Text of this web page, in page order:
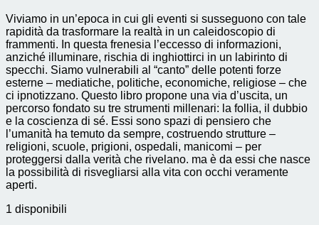
Viviamo in un’epoca in cui gli eventi si susseguono con tale
rapidità da trasformare la realtà in un caleidoscopio di
frammenti. In questa frenesia l’eccesso di informazioni,
anziché illuminare, rischia di inghiottirci in un labirinto di
specchi. Siamo vulnerabili al “canto” delle potenti forze
esterne – mediatiche, politiche, economiche, religiose – che
ci ipnotizzano. Questo libro propone una via d’uscita, un
percorso fondato su tre strumenti millenari: la follia, il dubbio
e la coscienza di sé. Essi sono spazi di pensiero che
l’umanità ha temuto da sempre, costruendo strutture –
religioni, scuole, prigioni, ospedali, manicomi – per
proteggersi dalla verità che rivelano. ma è da essi che nasce
la possibilità di risvegliarsi alla vita con occhi veramente
aperti.
1 disponibili